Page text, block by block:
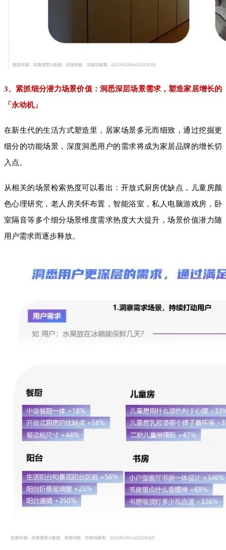
3、紧抓细分潜力场景价值：洞悉深层场景需求，塑造家居增长的
「永动机」
在新生代的生活方式塑造里，居家场景多元而细致，通过挖掘更
细分的功能场景，深度洞悉用户的需求将成为家居品牌的增长切
入点。
从相关的场景检索热度可以看出：开放式厨房优缺点，儿童房颜
色心理研究，老人房关怀布置，智能浴室，私人电脑游戏房，卧
室隔音等多个细分场景维度需求热度大大提升，场景价值潜力随
用户需求而逐步释放。